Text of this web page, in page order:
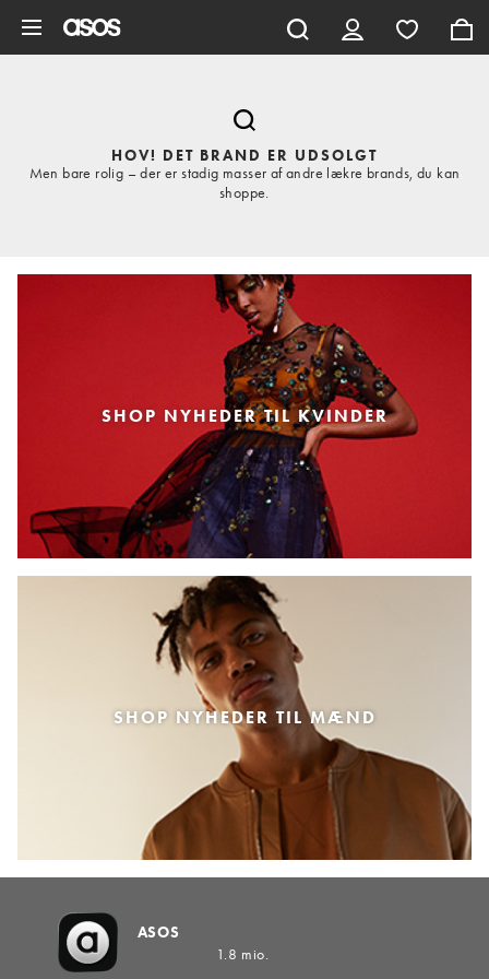
HOV! DET BRAND ER UDSOLGT
Men bare rolig – der er stadig masser af andre lækre brands, du kan
shoppe.
SHOP NYHEDER TIL KVINDER
SHOP NYHEDER TIL MÆND
ASOS
1.8 mio.